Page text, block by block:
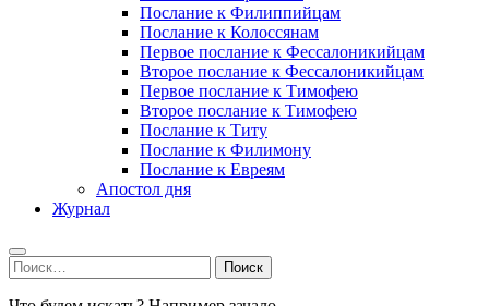
Послание к Филиппийцам
Послание к Колоссянам
Первое послание к Фессалоникийцам
Второе послание к Фессалоникийцам
Первое послание к Тимофею
Второе послание к Тимофею
Послание к Титу
Послание к Филимону
Послание к Евреям
Апостол дня
Журнал
Найти: